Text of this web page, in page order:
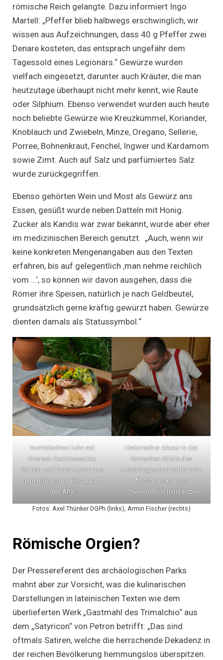
römische Reich gelangte. Dazu informiert Ingo
Martell: „Pfeffer blieb halbwegs erschwinglich, wir
wissen aus Aufzeichnungen, dass 40 g Pfeffer zwei
Denare kosteten, das entsprach ungefähr dem
Tagessold eines Legionärs.“ Gewürze wurden
vielfach eingesetzt, darunter auch Kräuter, die man
heutzutage überhaupt nicht mehr kennt, wie Raute
oder Silphium. Ebenso verwendet wurden auch heute
noch beliebte Gewürze wie Kreuzkümmel, Koriander,
Knoblauch und Zwiebeln, Minze, Oregano, Sellerie,
Porree, Bohnenkraut, Fenchel, Ingwer und Kardamom
sowie Zimt. Auch auf Salz und parfümiertes Salz
wurde zurückgegriffen.
Ebenso gehörten Wein und Most als Gewürz ans
Essen, gesüßt wurde neben Datteln mit Honig.
Zucker als Kandis war zwar bekannt, wurde aber eher
im medizinischen Bereich genutzt. „Auch, wenn wir
keine konkreten Mengenangaben aus den Texten
erfahren, bis auf gelegentlich ‚man nehme reichlich
vom …‘, so können wir davon ausgehen, dass die
Römer ihre Speisen, natürlich je nach Geldbeutel,
grundsätzlich gerne kräftig gewürzt haben. Gewürze
dienten damals als Statussymbol.“
Numidisches Huhn mit
diversen Gemüsesorten,
Datteln und Pinienkernen aus
dem Römischen Restaurant
des APX
Historischer Akteur in der
römischen Küche des
Archäologischen Parks beim
Abschmecken von
Schweinefleisch mit Pilzen
Fotos: Axel Thünker DGPh (links), Armin Fischer (rechts)
Römische Orgien?
Der Pressereferent des archäologischen Parks
mahnt aber zur Vorsicht, was die kulinarischen
Darstellungen in lateinischen Texten wie dem
überlieferten Werk „Gastmahl des Trimalchio“ aus
dem „Satyricon“ von Petron betrifft: „Das sind
oftmals Satiren, welche die herrschende Dekadenz in
der reichen Bevölkerung hemmungslos überspitzen.